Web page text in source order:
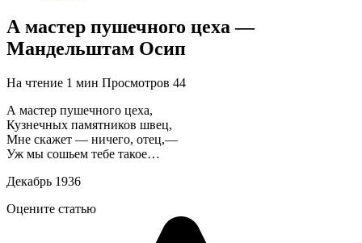
А мастер пушечного цеха —
Мандельштам Осип
На чтение 1 мин Просмотров 44
А мастер пушечного цеха,
Кузнечных памятников швец,
Мне скажет — ничего, отец,—
Уж мы сошьем тебе такое…
Декабрь 1936
Оцените статью